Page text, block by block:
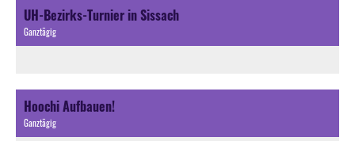
UH-Bezirks-Turnier in Sissach
Ganztägig
Hoochi Aufbauen!
Ganztägig